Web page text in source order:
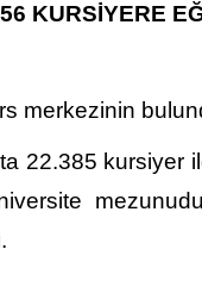
KURSİYERE
merkezinin
22.385 kursiyer